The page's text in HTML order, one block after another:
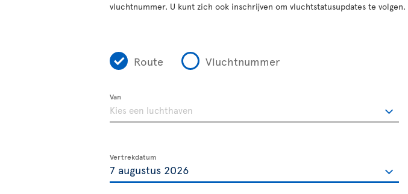
vluchtnummer. U kunt zich ook inschrijven om vluchtstatusupdates te volgen.
Route Vluchtnummer
Van
Vertrekdatum